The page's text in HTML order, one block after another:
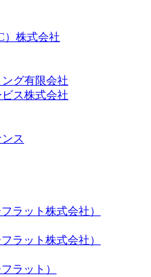
）株式会社
グ有限会社
ス株式会社
ス
ラット株式会社）
ラット株式会社）
ラット）